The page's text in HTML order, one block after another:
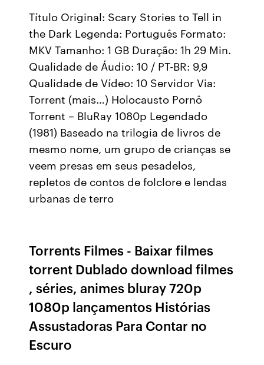
Título Original: Scary Stories to Tell in
the Dark Legenda: Português Formato:
MKV Tamanho: 1 GB Duração: 1h 29 Min.
Qualidade de Áudio: 10 / PT-BR: 9,9
Qualidade de Vídeo: 10 Servidor Via:
Torrent (mais…) Holocausto Pornô
Torrent – BluRay 1080p Legendado
(1981) Baseado na trilogia de livros de
mesmo nome, um grupo de crianças se
veem presas em seus pesadelos,
repletos de contos de folclore e lendas
urbanas de terro
Torrents Filmes - Baixar filmes
torrent Dublado download filmes
, séries, animes bluray 720p
1080p lançamentos Histórias
Assustadoras Para Contar no
Escuro